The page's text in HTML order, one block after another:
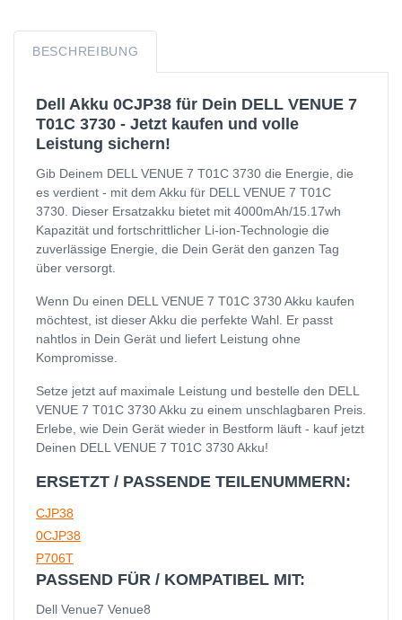
BESCHREIBUNG
Dell Akku 0CJP38 für Dein DELL VENUE 7
T01C 3730 - Jetzt kaufen und volle
Leistung sichern!
Gib Deinem DELL VENUE 7 T01C 3730 die Energie, die
es verdient - mit dem Akku für DELL VENUE 7 T01C
3730. Dieser Ersatzakku bietet mit 4000mAh/15.17wh
Kapazität und fortschrittlicher Li-ion-Technologie die
zuverlässige Energie, die Dein Gerät den ganzen Tag
über versorgt.
Wenn Du einen DELL VENUE 7 T01C 3730 Akku kaufen
möchtest, ist dieser Akku die perfekte Wahl. Er passt
nahtlos in Dein Gerät und liefert Leistung ohne
Kompromisse.
Setze jetzt auf maximale Leistung und bestelle den DELL
VENUE 7 T01C 3730 Akku zu einem unschlagbaren Preis.
Erlebe, wie Dein Gerät wieder in Bestform läuft - kauf jetzt
Deinen DELL VENUE 7 T01C 3730 Akku!
ERSETZT / PASSENDE TEILENUMMERN:
CJP38
0CJP38
P706T
PASSEND FÜR / KOMPATIBEL MIT:
Dell Venue7 Venue8